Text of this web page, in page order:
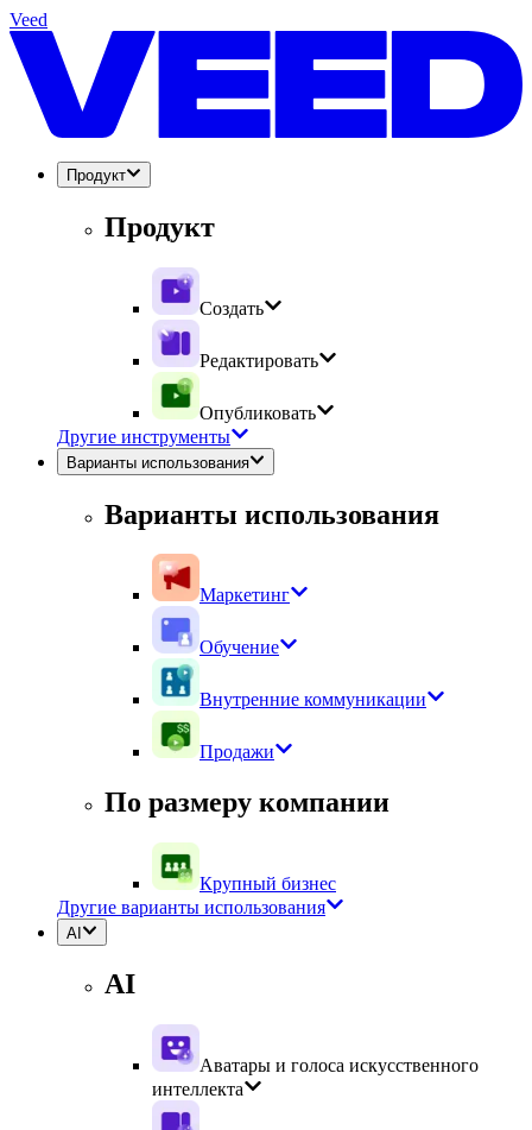
Veed
Продукт
Продукт
Создать
Редактировать
Опубликовать
Другие инструменты
Варианты использования
Варианты использования
Маркетинг
Обучение
Внутренние коммуникации
Продажи
По размеру компании
Крупный бизнес
Другие варианты использования
AI
AI
Аватары и голоса искусственного
интеллекта